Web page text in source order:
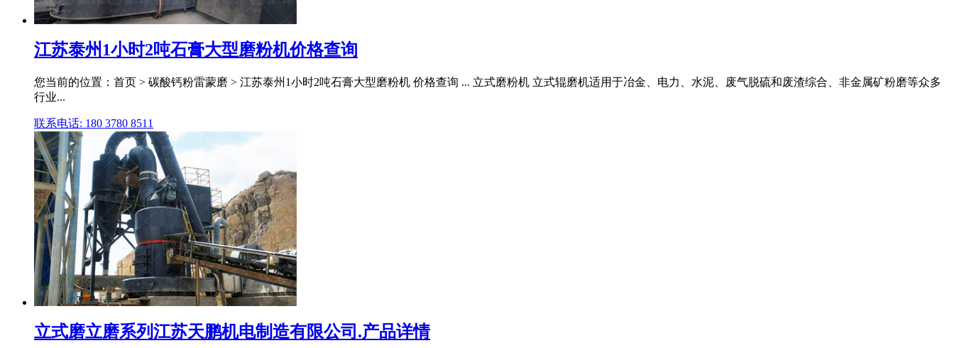
江苏泰州1小时2吨石膏大型磨粉机价格查询
您当前的位置：首页 > 碳酸钙粉雷蒙磨 > 江苏泰州1小时2吨石膏大型磨粉机 价格查询 ... 立式磨粉机 立式辊磨机适用于冶金、电力、水泥、废气脱硫和废渣综合、非金属矿粉磨等众多
行业...
联系电话: 180 3780 8511
立式磨立磨系列江苏天鹏机电制造有限公司.产品详情